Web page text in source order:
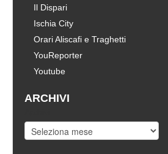
Il Dispari
Ischia City
Orari Aliscafi e Traghetti
YouReporter
Youtube
ARCHIVI